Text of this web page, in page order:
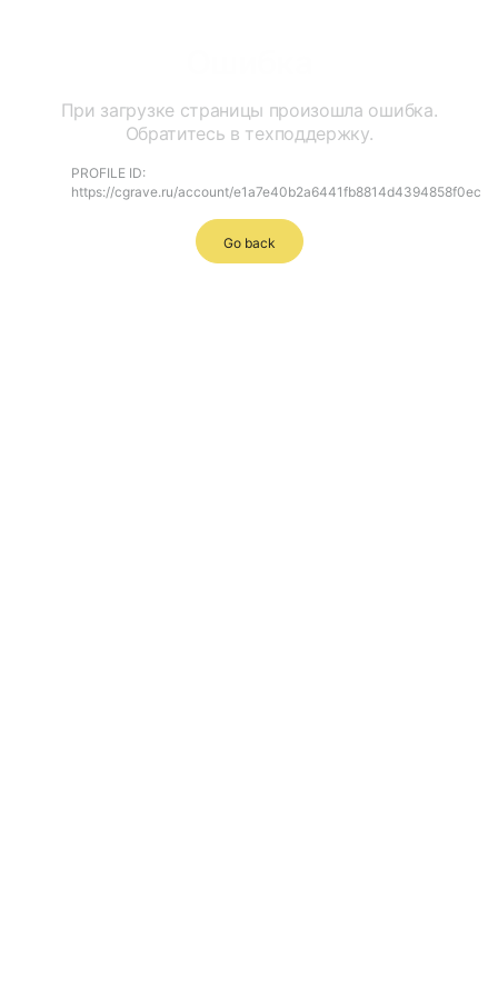
При загрузке страницы произошла ошибка.
Обратитесь в техподдержку.
PROFILE ID:
https://cgrave.ru/account/e1a7e40b2a6441fb8814d4394858f0ec
Go back